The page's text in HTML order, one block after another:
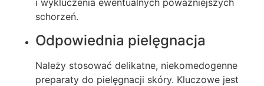
i wykluczenia ewentualnych poważniejszych
schorzeń.
Odpowiednia pielęgnacja
Należy stosować delikatne, niekomedogenne
preparaty do pielęgnacji skóry. Kluczowe jest